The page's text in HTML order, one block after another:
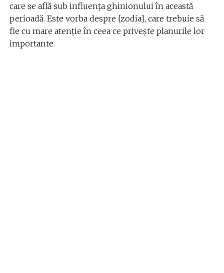
care se află sub influența ghinionului în această
perioadă. Este vorba despre [zodia], care trebuie să
fie cu mare atenție în ceea ce privește planurile lor
importante.